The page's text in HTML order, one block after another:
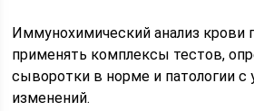
Иммунохимический анализ крови
применять комплексы тестов,
сыворотки в норме и патологии с
изменений.